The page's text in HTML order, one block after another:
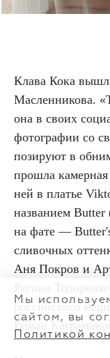
Клава Кока
Масленникова.
она в своих
фотографии со
позируют в
прошла
ней в платье
названием
на фате —
сливочных
Аня Покров и
российского
Роман
Мы
сайтом, вы
Политикой